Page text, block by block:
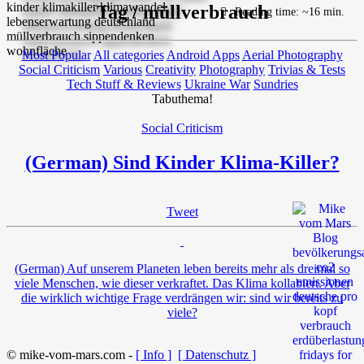
Tag / müllverbrauch
Most Popular All categories Android Apps Aerial Photography
Social Criticism Various Creativity Photography Trivias & Tests
Tech Stuff & Reviews Ukraine War Sundries
Tabuthema!
Social Criticism
(German) Sind Kinder Klima-Killer?
Tweet
Reading time: ~16 min.
(German) Auf unserem Planeten leben bereits mehr als dreimal so
viele Menschen, wie dieser verkraftet. Das Klima kollabiert. Aber
die wirklich wichtige Frage verdrängen wir: sind wir bereits zu
viele?
© mike-vom-mars.com - [ Info ] [ Datenschutz ]